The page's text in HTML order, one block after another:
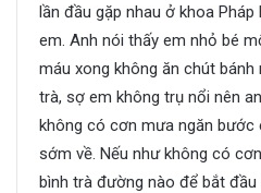
lần đầu gặp nhau ở khoa
em. Anh nói thấy em nhỏ bé
máu xong không ăn chút bánh
trà, sợ em không trụ nổi nên
không có cơn mưa ngăn bước
sớm về. Nếu như không có
bình trà đường nào để bắt